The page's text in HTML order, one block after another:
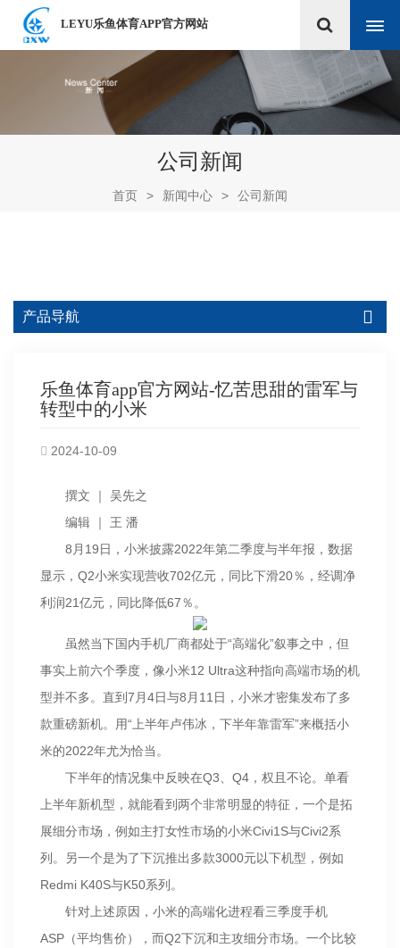
LEYU乐鱼体育APP官方网站
公司新闻
首页 > 新闻中心 > 公司新闻
产品导航
乐鱼体育app官方网站-忆苦思甜的雷军与
转型中的小米
2024-10-09
撰文 ｜ 吴先之
编辑 ｜ 王 潘
8月19日，小米披露2022年第二季度与半年报，数据
显示，Q2小米实现营收702亿元，同比下滑20％，经调净
利润21亿元，同比降低67％。
虽然当下国内手机厂商都处于“高端化”叙事之中，但
事实上前六个季度，像小米12 Ultra这种指向高端市场的机
型并不多。直到7月4日与8月11日，小米才密集发布了多
款重磅新机。用“上半年卢伟冰，下半年靠雷军”来概括小
米的2022年尤为恰当。
下半年的情况集中反映在Q3、Q4，权且不论。单看
上半年新机型，就能看到两个非常明显的特征，一个是拓
展细分市场，例如主打女性市场的小米Civi1S与Civi2系
列。另一个是为了下沉推出多款3000元以下机型，例如
Redmi K40S与K50系列。
针对上述原因，小米的高端化进程看三季度手机
ASP（平均售价），而Q2下沉和主攻细分市场。一个比较